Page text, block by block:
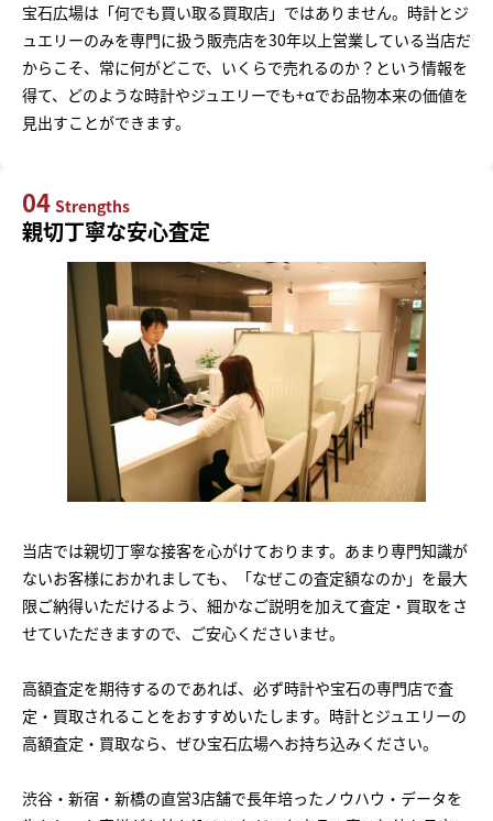
宝石広場は「何でも買い取る買取店」ではありません。時計とジ
ュエリーのみを専門に扱う販売店を30年以上営業している当店だ
からこそ、常に何がどこで、いくらで売れるのか？という情報を
得て、どのような時計やジュエリーでも+αでお品物本来の価値を
見出すことができます。
04 Strengths
親切丁寧な安心査定
当店では親切丁寧な接客を心がけております。あまり専門知識が
ないお客様におかれましても、「なぜこの査定額なのか」を最大
限ご納得いただけるよう、細かなご説明を加えて査定・買取をさ
せていただきますので、ご安心くださいませ。
高額査定を期待するのであれば、必ず時計や宝石の専門店で査
定・買取されることをおすすめいたします。時計とジュエリーの
高額査定・買取なら、ぜひ宝石広場へお持ち込みください。
渋谷・新宿・新橋の直営3店舗で長年培ったノウハウ・データを